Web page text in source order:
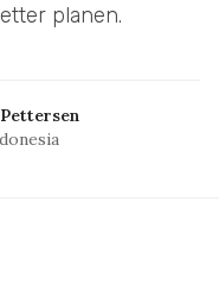
planen.